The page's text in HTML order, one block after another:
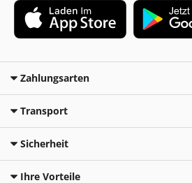
Zahlungsarten
Transport
Sicherheit
Ihre Vorteile